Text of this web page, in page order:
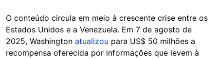
O conteúdo circula em meio à crescente crise entre os
Estados Unidos e a Venezuela. Em 7 de agosto de
2025, Washington atualizou para US$ 50 milhões a
recompensa oferecida por informações que levem à